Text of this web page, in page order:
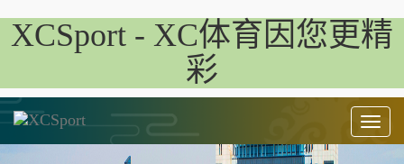
XCSport - XC体育因您更精
彩
Toggle